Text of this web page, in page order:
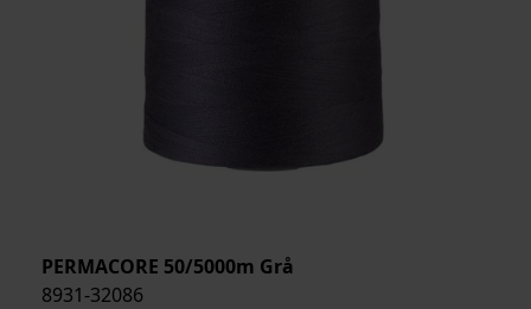
PERMACORE 50/5000m Grå
8931-32086